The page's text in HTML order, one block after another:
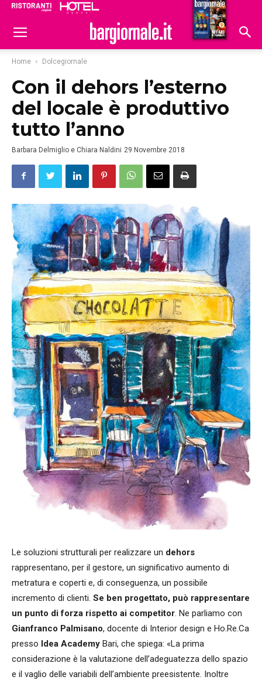
Hoteldomani
Home Dolcegiornale
Con il dehors l’esterno
del locale è produttivo
tutto l’anno
Barbara Delmiglio e Chiara Naldini 29 Novembre 2018
Le soluzioni strutturali per realizzare un dehors
rappresentano, per il gestore, un significativo aumento di
metratura e coperti e, di conseguenza, un possibile
incremento di clienti. Se ben progettato, può rappresentare
un punto di forza rispetto ai competitor . Ne parliamo con
Gianfranco Palmisano, docente di Interior design e Ho.Re.Ca
presso Idea Academy Bari, che spiega: «La prima
considerazione è la valutazione dell’adeguatezza dello spazio
e il vaglio delle variabili dell’ambiente preesistente. Inoltre